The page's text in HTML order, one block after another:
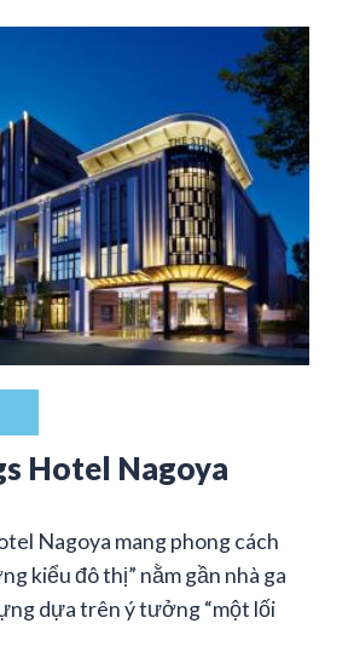
Hotel Nagoya
Nagoya mang phong cách
kiểu đô thị” nằm gần nhà ga
dựa trên ý tưởng “một lối